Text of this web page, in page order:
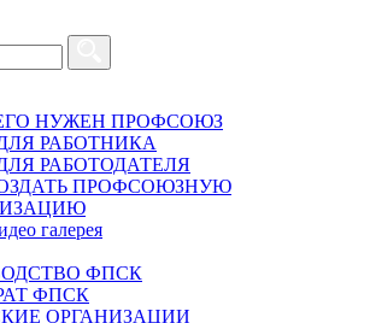
НУЖЕН ПРОФСОЮЗ
РАБОТНИКА
РАБОТОДАТЕЛЯ
ПРОФСОЮЗНУЮ
галерея
ФПСК
ФПСК
ОРГАНИЗАЦИИ